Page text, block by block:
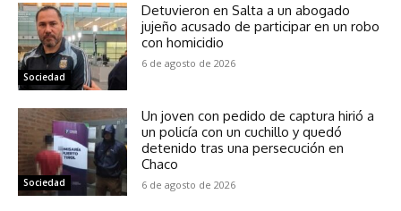
Sociedad
Detuvieron en Salta a un abogado
jujeño acusado de participar en un robo
con homicidio
6 de agosto de 2026
Sociedad
Un joven con pedido de captura hirió a
un policía con un cuchillo y quedó
detenido tras una persecución en
Chaco
6 de agosto de 2026